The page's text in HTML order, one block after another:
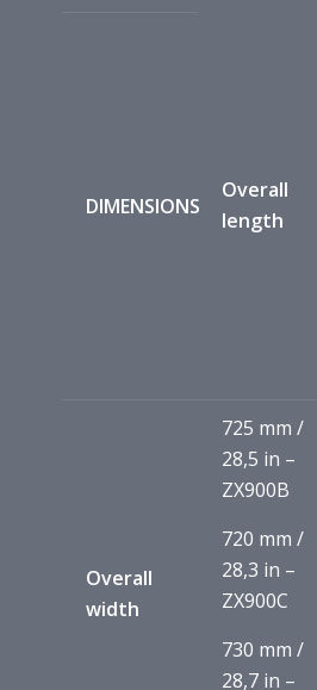
DIMENSIONS
Overall
length
Overall
width
725 mm /
28,5 in –
ZX900B
720 mm /
28,3 in –
ZX900C
730 mm /
28,7 in –